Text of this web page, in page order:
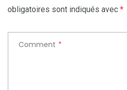
obligatoires sont indiqués avec *
Comment *